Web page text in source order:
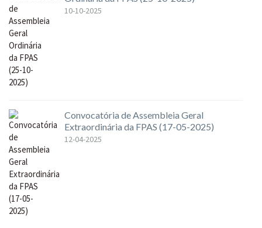
10-10-2025
Convocatória de Assembleia Geral
Extraordinária da FPAS (17-05-2025)
12-04-2025